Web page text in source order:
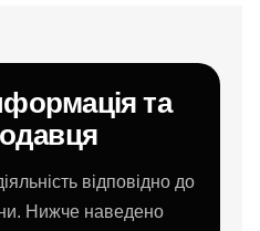
та
відповідно до
Нижче наведено